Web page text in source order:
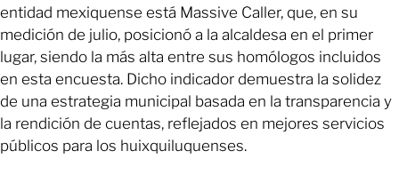
entidad mexiquense está Massive Caller, que, en su
medición de julio, posicionó a la alcaldesa en el primer
lugar, siendo la más alta entre sus homólogos incluidos
en esta encuesta. Dicho indicador demuestra la solidez
de una estrategia municipal basada en la transparencia y
la rendición de cuentas, reflejados en mejores servicios
públicos para los huixquiluquenses.